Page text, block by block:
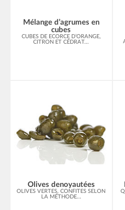
Mélange d’agrumes en
cubes
CUBES DE ECORCE D’ORANGE,
CITRON ET CÉDRAT...
Olives denoyautées
OLIVES VERTES, CONFITES SELON
LA MÉTHODE...